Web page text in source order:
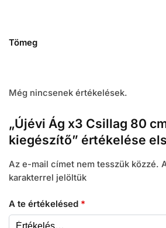
Tömeg
Még nincsenek értékelések.
„Újévi Ág x3 Csillag 80
kiegészítő” értékelése
Az e-mail címet nem tesszük közzé.
karakterrel jelöltük
A te értékelésed *